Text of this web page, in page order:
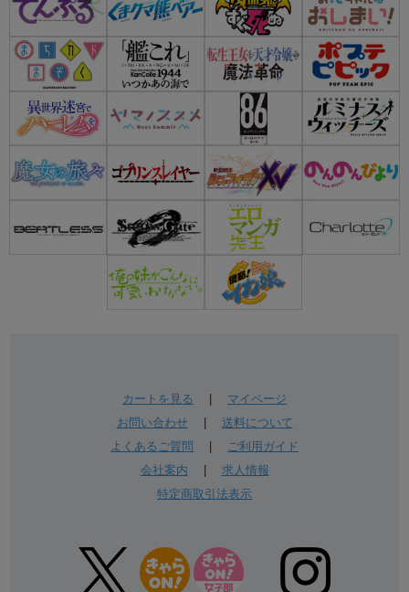
カートを見る
マイページ
お問い合わせ| 送料について
よくあるご質問
ご利用ガイド
会社案内
求人情報
特定商取引法表示